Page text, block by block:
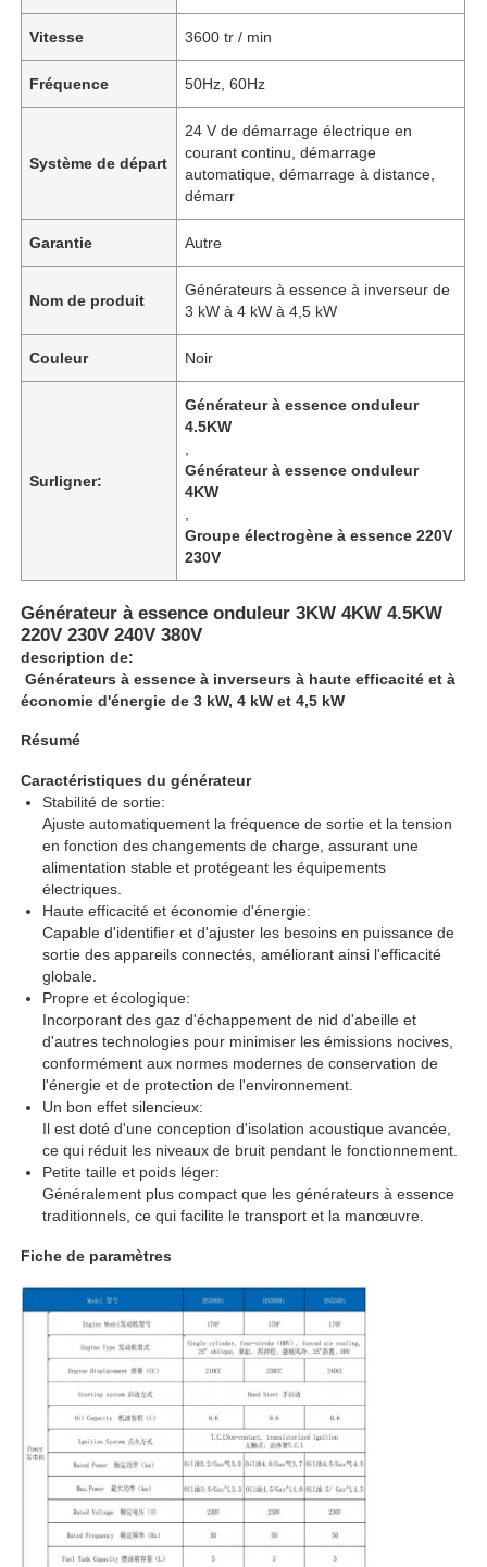
Accueil
Produits
À propos de nous
Visite de l'usine
Contrôle de qualité
groupe électrogène diesel silencieux
Ensemble de générateurs diesel
groupe électrogène à essence
Vitesse 3600 tr / min
Fréquence 50Hz, 60Hz
Système de départ
24 V de démarrage électrique en
courant continu, démarrage
automatique, démarrage à distance,
démarr
Garantie Autre
Nom de produit
Générateurs à essence à inverseur de
3 kW à 4 kW à 4,5 kW
Couleur Noir
Surligner:
Générateur à essence onduleur
4.5KW
Générateur à essence onduleur
4KW
Groupe électrogène à essence 220V
230V
Générateur à essence onduleur 3KW 4KW 4.5KW
220V 230V 240V 380V
description de:
Générateurs à essence à inverseurs à haute efficacité et à
économie d'énergie de 3 kW, 4 kW et 4,5 kW
Résumé
Caractéristiques du générateur
Stabilité de sortie:
Ajuste automatiquement la fréquence de sortie et la tension
en fonction des changements de charge, assurant une
alimentation stable et protégeant les équipements
électriques.
Haute efficacité et économie d'énergie:
Capable d'identifier et d'ajuster les besoins en puissance de
sortie des appareils connectés, améliorant ainsi l'efficacité
globale.
Propre et écologique:
Incorporant des gaz d'échappement de nid d'abeille et
d'autres technologies pour minimiser les émissions nocives,
conformément aux normes modernes de conservation de
l'énergie et de protection de l'environnement.
Un bon effet silencieux:
Il est doté d'une conception d'isolation acoustique avancée,
ce qui réduit les niveaux de bruit pendant le fonctionnement.
Petite taille et poids léger:
Généralement plus compact que les générateurs à essence
traditionnels, ce qui facilite le transport et la manœuvre.
Fiche de paramètres